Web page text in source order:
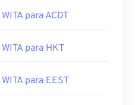
WITA para ACDT
WITA para HKT
WITA para EEST